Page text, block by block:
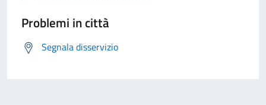
Problemi in città
Segnala disservizio